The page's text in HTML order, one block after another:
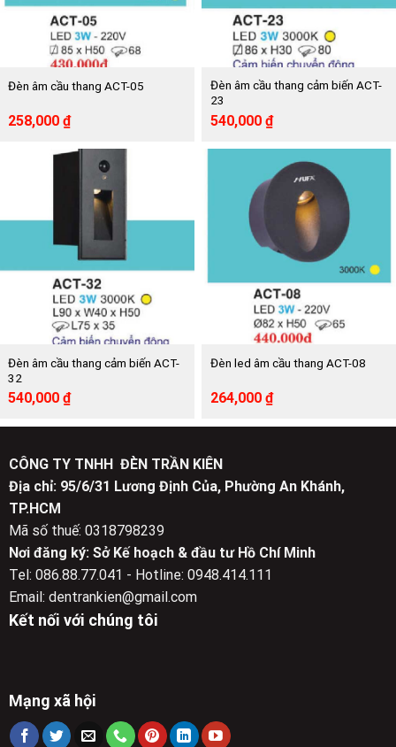
Đèn âm cầu thang ACT-05
Giá
258,000 ₫Giá
hiện
tại
258,000 ₫.
Đèn âm cầu thang cảm biến ACT-
23
Giá
là:
540,000 ₫Giá
hiện
tại
là:
540,000 ₫.
Đèn âm cầu thang cảm biến ACT-
32
Giá
là:
540,000 ₫Giá
tại
540,000 ₫.
Đèn led âm cầu thang ACT-08
Giá
là:
264,000 ₫Giá
tại
CÔNG TY TNHH ĐÈN TRẦN KIÊN
Địa chỉ: 95/6/31 Lương Định Của, Phường An Khánh,
TP.HCM
Mã số thuế: 0318798239
Nơi đăng ký: Sở Kế hoạch & đầu tư Hồ Chí Minh
Tel: 086.88.77.041 - Hotline: 0948.414.111
Email: dentrankien@gmail.com
Kết nối với chúng tôi
Mạng xã hội